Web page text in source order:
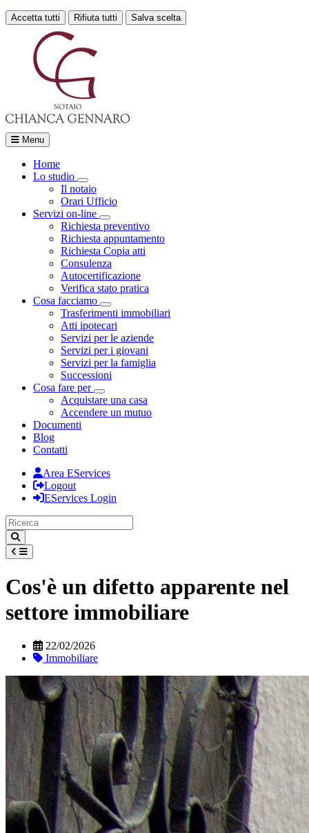
Accetta tutti Rifiuta tutti Salva scelta
Menu
Home
Lo studio
Toggle Dropdown
Il notaio
Orari Ufficio
Servizi on-line
Toggle Dropdown
Richiesta preventivo
Richiesta appuntamento
Richiesta Copia atti
Consulenza
Autocertificazione
Verifica stato pratica
Cosa facciamo
Toggle Dropdown
Trasferimenti immobiliari
Atti ipotecari
Servizi per le aziende
Servizi per i giovani
Servizi per la famiglia
Successioni
Cosa fare per
Toggle Dropdown
Acquistare una casa
Accendere un mutuo
Documenti
Blog
Contatti
Area EServices
Logout
EServices Login
Cos'è un difetto apparente nel
settore immobiliare
22/02/2026
Immobiliare